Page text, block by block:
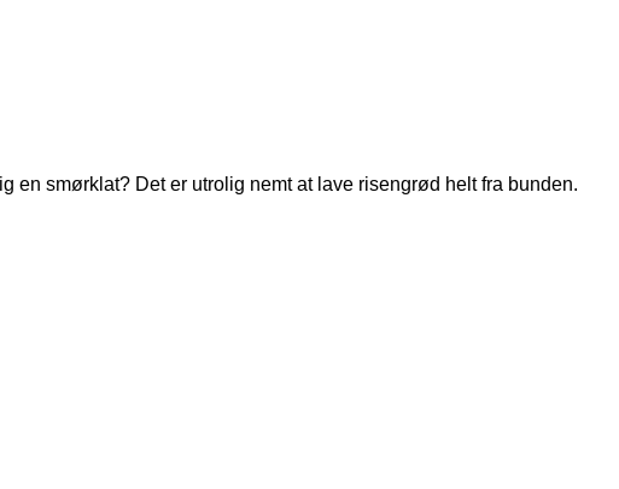
smørklat? Det er utrolig nemt at lave risengrød helt fra bunden.